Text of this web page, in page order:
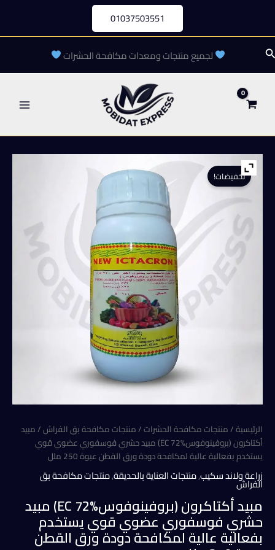
المحتوى
01037503551
البحث لجميع منتجات ومعدات مكافحة الحشرات
تخفيضات!
الرئيسية/منتجات مكافحة الحشرات/منتجات مكافحة بق الفراش/ مبيد
أكتاكرون (بروفينوفوسEC 72%) مبيد حشري فوسفوري عضوي قوي
يستخدم بفعالية عالية لمكافحة دودة ورق القطن عبوة 250 ملل
زراعة ولاند سكيب,منتجات العناية بالحديقة,منتجات مكافحة بق
الفراش
مبيد أكتاكرون (بروفينوفوسEC 72%) مبيد
حشري فوسفوري عضوي قوي يستخدم
بفعالية عالية لمكافحة دودة ورق القطن